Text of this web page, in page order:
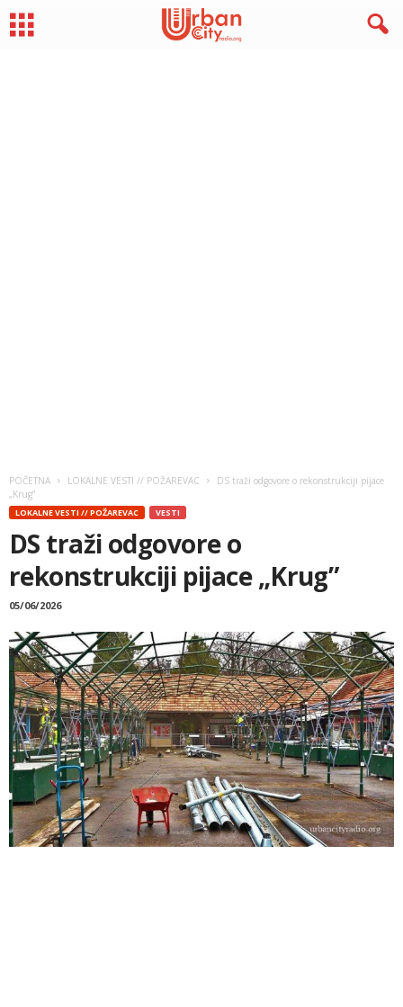
POČETNA LOKALNE VESTI // POŽAREVAC
DS traži odgovore o rekonstrukciji pijace
„Krug”
LOKALNE VESTI // POŽAREVAC VESTI
DS traži odgovore o
rekonstrukciji pijace „Krug”
05/06/2026